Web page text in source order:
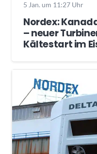
5 Jan. um 11:27 Uhr
Nordex:
– neuer
Kältestart im